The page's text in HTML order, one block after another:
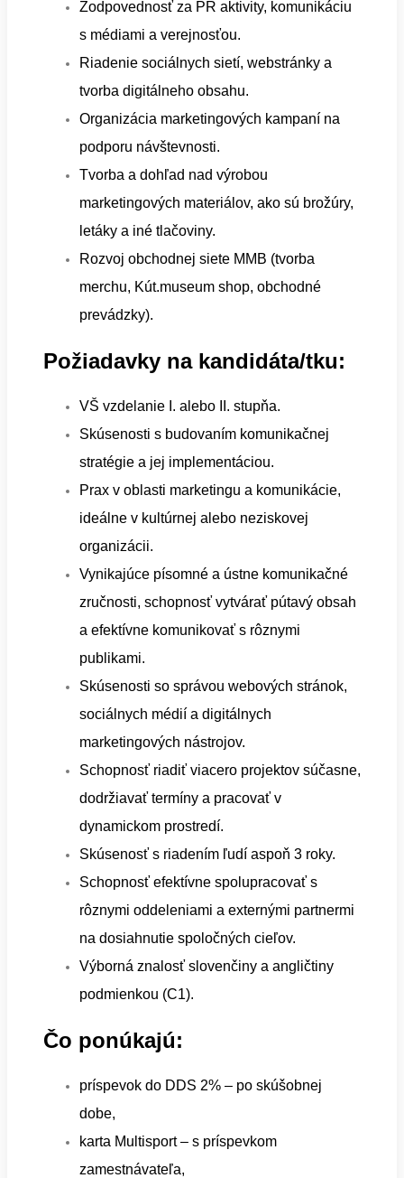
Zodpovednosť za PR aktivity, komunikáciu
s médiami a verejnosťou.
Riadenie sociálnych sietí, webstránky a
tvorba digitálneho obsahu.
Organizácia marketingových kampaní na
podporu návštevnosti.
Tvorba a dohľad nad výrobou
marketingových materiálov, ako sú brožúry,
letáky a iné tlačoviny.
Rozvoj obchodnej siete MMB (tvorba
merchu, Kút.museum shop, obchodné
prevádzky).
Požiadavky na kandidáta/tku:
VŠ vzdelanie I. alebo II. stupňa.
Skúsenosti s budovaním komunikačnej
stratégie a jej implementáciou.
Prax v oblasti marketingu a komunikácie,
ideálne v kultúrnej alebo neziskovej
organizácii.
Vynikajúce písomné a ústne komunikačné
zručnosti, schopnosť vytvárať pútavý obsah
a efektívne komunikovať s rôznymi
publikami.
Skúsenosti so správou webových stránok,
sociálnych médií a digitálnych
marketingových nástrojov.
Schopnosť riadiť viacero projektov súčasne,
dodržiavať termíny a pracovať v
dynamickom prostredí.
Skúsenosť s riadením ľudí aspoň 3 roky.
Schopnosť efektívne spolupracovať s
rôznymi oddeleniami a externými partnermi
na dosiahnutie spoločných cieľov.
Výborná znalosť slovenčiny a angličtiny
podmienkou (C1).
Čo ponúkajú:
príspevok do DDS 2% – po skúšobnej
dobe,
karta Multisport – s príspevkom
zamestnávateľa,